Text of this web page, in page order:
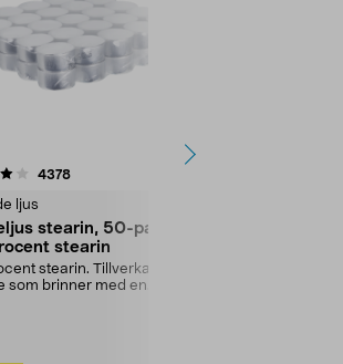
4378recensioner
ljus
stearin, 50-pack,
stearin
stearin. Tillverkade i
som brinner med en
4.5av 5 stjärnor